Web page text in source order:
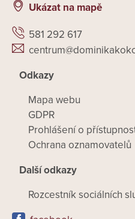
Ukázat na mapě
581 292 617
Odkazy
Mapa webu
GDPR
Prohlášení o
Ochrana oznamovatelů
Další odkazy
Rozcestník sociálních